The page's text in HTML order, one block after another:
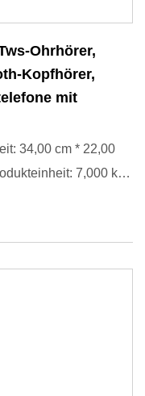
Ohrhörer,
Kopfhörer,
mit
34,00 cm * 22,00
7,000 kg.